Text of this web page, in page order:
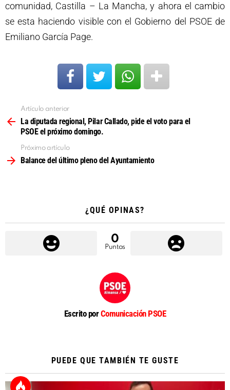
comunidad, Castilla – La Mancha, y ahora el cambio
se esta haciendo visible con el Gobierno del PSOE de
Emiliano García Page.
más
Artículo anterior
La diputada regional, Pilar Callado, pide el voto para el
PSOE el próximo domingo.
Próximo artículo
Balance del último pleno del Ayuntamiento
¿QUÉ OPINAS?
0
Puntos
Escrito porComunicación PSOE
PUEDE QUE TAMBIÉN TE GUSTE